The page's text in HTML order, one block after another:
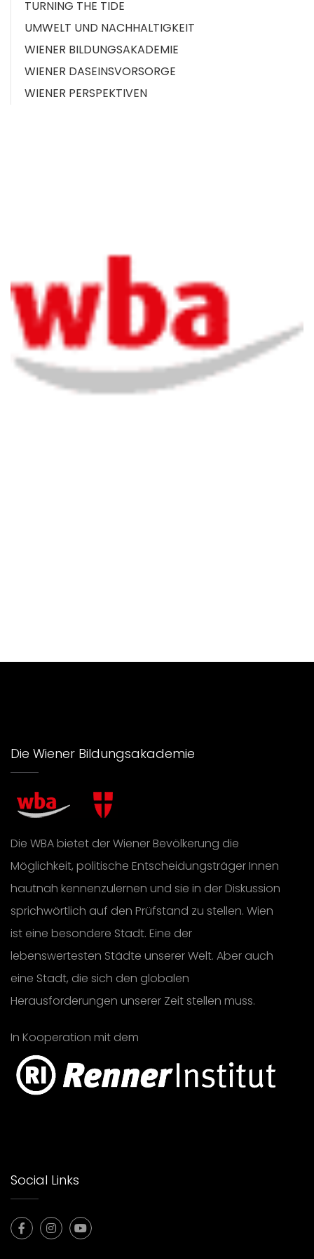
TURNING THE TIDE
UMWELT UND NACHHALTIGKEIT
WIENER BILDUNGSAKADEMIE
WIENER DASEINSVORSORGE
WIENER PERSPEKTIVEN
Die Wiener Bildungsakademie
Die WBA bietet der Wiener Bevölkerung die
Möglichkeit, politische Entscheidungsträger Innen
hautnah kennenzulernen und sie in der Diskussion
sprichwörtlich auf den Prüfstand zu stellen. Wien
ist eine besondere Stadt. Eine der
lebenswertesten Städte unserer Welt. Aber auch
eine Stadt, die sich den globalen
Herausforderungen unserer Zeit stellen muss.
In Kooperation mit dem
Social Links